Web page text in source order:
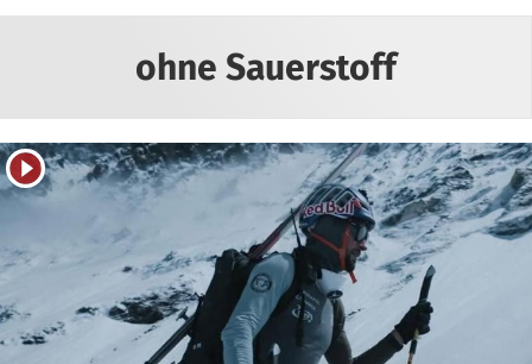
ohne Sauerstoff